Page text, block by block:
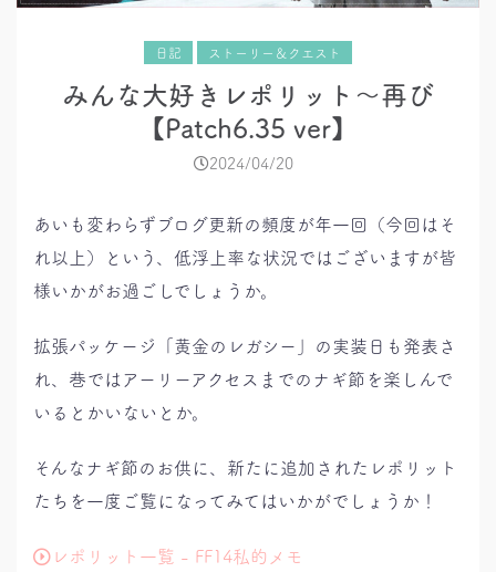
日記 ストーリー＆クエスト
みんな大好きレポリット～再び
【Patch6.35 ver】
2024/04/20
あいも変わらずブログ更新の頻度が年一回（今回はそ
れ以上）という、低浮上率な状況ではございますが皆
様いかがお過ごしでしょうか。
拡張パッケージ「黄金のレガシー」の実装日も発表さ
れ、巷ではアーリーアクセスまでのナギ節を楽しんで
いるとかいないとか。
そんなナギ節のお供に、新たに追加されたレポリット
たちを一度ご覧になってみてはいかがでしょうか！
レポリット一覧 - FF14私的メモ